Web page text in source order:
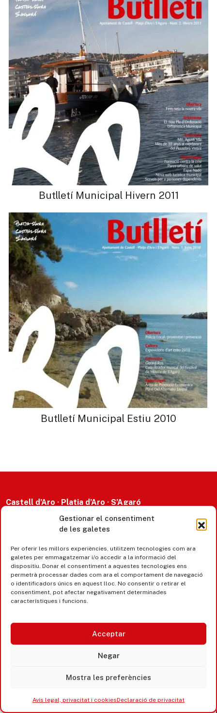
Gestionar el consentiment
de les galetes
Per oferir les millors experiències, utilitzem tecnologies com ara
galetes per emmagatzemar i/o accedir a la informació del
dispositiu. Donar el consentiment a aquestes tecnologies ens
permetrà processar dades com ara el comportament de navegació
o identificadors únics en aquest lloc. No consentir o retirar el
consentiment, pot afectar negativament determinades
característiques i funcions.
Acceptar
Negar
Mostra les preferències
Avís legal, privacitat i cookiesDeclaració de privacitat
Butlletí Municipal Hivern 2011
Butlletí Municipal Estiu 2010
Castell d’Aro · Platja d’Aro · S’Agaró
365 www.platjadaro
Accesibilitat
Equipaments municipals